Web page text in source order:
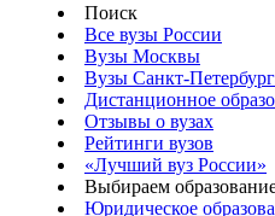
Поиск
Все вузы России
Вузы Москвы
Вузы Санкт-
Дистанционное
Отзывы о вузах
Рейтинги вузов
«Лучший вуз России»
Выбираем
Юридическое